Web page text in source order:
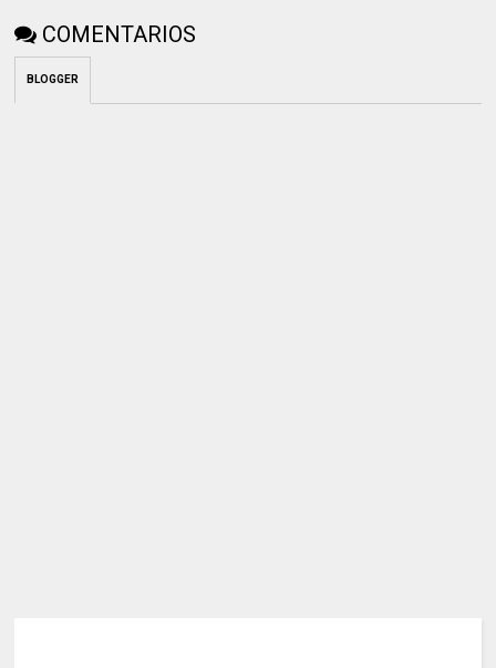
COMENTARIOS
BLOGGER